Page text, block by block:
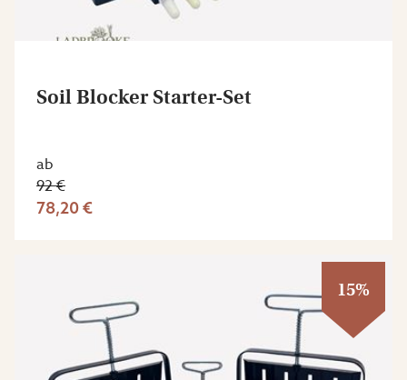
Soil Blocker Starter-Set
ab
92 €
78,20 €
15%